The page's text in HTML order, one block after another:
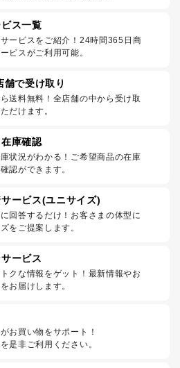
ス一覧
ービスをご紹介！24時間365日商
ビスがご利用可能。
で受け取り
送料無料！全店舗の中から受け取
だけます。
庫確認
状況がわかる！ご希望商品の在庫
認ができます。
ービス(ユニサイズ)
回答するだけ！お客さまの体型に
をご提案します。
ービス
クな情報をゲット！最新情報やお
お届けします。
お買い物をサポート！
是非ご利用ください。